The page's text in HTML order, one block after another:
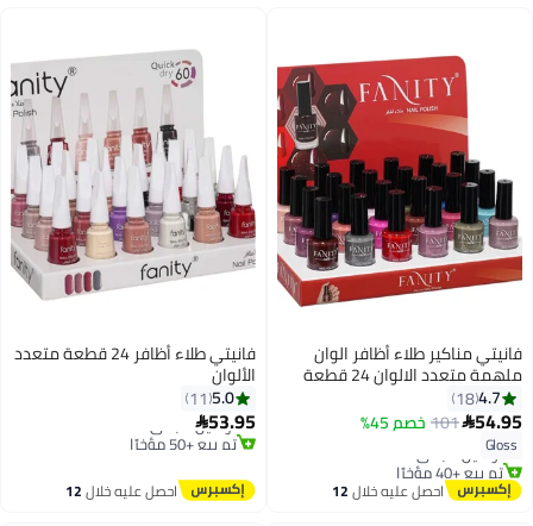
فانيتي مناكير طلاء أظافر الوان
ملهمة متعدد الالوان 24 قطعة
4.7
18
54.95
101 خصم 45%
Gloss
#12 في طلاء الأظافر
أقل سعر في 7 يوم
توصيل مجاني
تم بيع +40 مؤخرًا
#12 في طلاء الأظافر احصل عليه خلال12
فانيتي طلاء أظافر 24 قطعة متعدد
الألوان
5.0
11
53.95
#9 في طلاء الأظافر
أقل سعر في 7 يوم
توصيل مجاني
تم بيع +50 مؤخرًا
#9 في طلاء الأظافر
احصل عليه خلال12